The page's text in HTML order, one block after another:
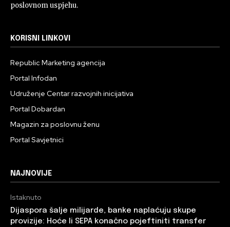
poslovnom uspjehu.
KORISNI LINKOVI
Republic Marketing agencija
Portal Infodan
Udruženje Centar razvojnih inicijativa
Portal Dobardan
Magazin za poslovnu ženu
Portal Savjetnici
NAJNOVIJE
Istaknuto
Dijaspora šalje milijarde, banke naplaćuju skupe
provizije: Hoće li SEPA konačno pojeftiniti transfer